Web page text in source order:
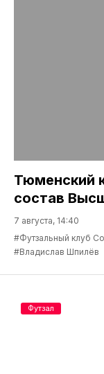
Тюменский
состав
7 августа, 14:40
#Футзальный клуб
#Владислав Шпилёв
Футзал